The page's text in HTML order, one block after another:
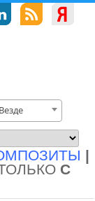
Везде
|
С